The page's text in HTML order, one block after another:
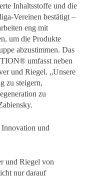
Inhaltsstoffe und die
Vereinen bestätigt –
eng mit
um die Produkte
abzustimmen. Das
umfasst neben
und Riegel. „Unsere
zu steigern,
zu
und
und Riegel von
nur darauf